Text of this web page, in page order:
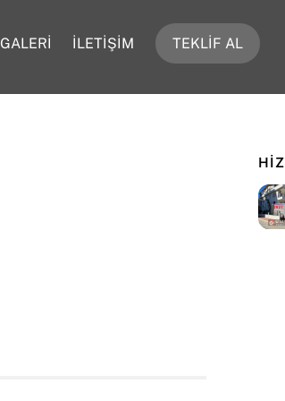
GALERİ İLETİŞİM TEKLİF AL